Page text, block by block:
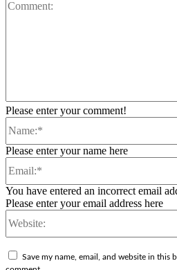
Please enter your comment!
Please enter your name here
You have entered an incorrect email
Please enter your email address here
Save my name, email, and website in this